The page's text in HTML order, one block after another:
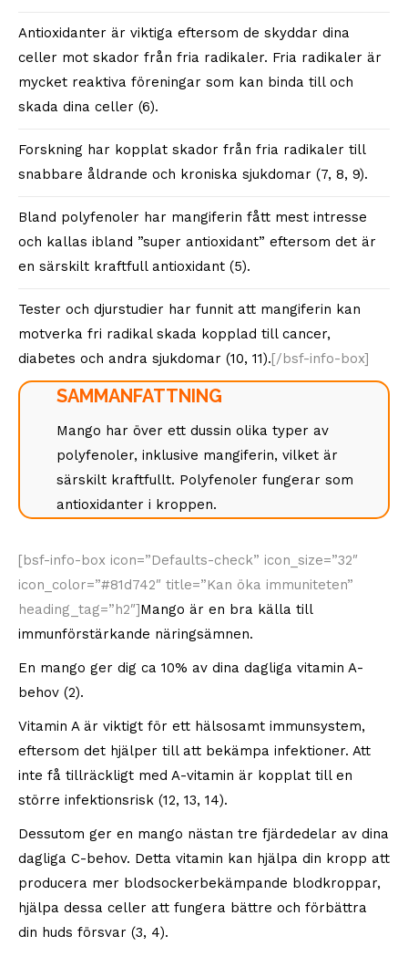
Antioxidanter är viktiga eftersom de skyddar dina
celler mot skador från fria radikaler. Fria radikaler är
mycket reaktiva föreningar som kan binda till och
skada dina celler (6).
Forskning har kopplat skador från fria radikaler till
snabbare åldrande och kroniska sjukdomar (7, 8, 9).
Bland polyfenoler har mangiferin fått mest intresse
och kallas ibland ”super antioxidant” eftersom det är
en särskilt kraftfull antioxidant (5).
Tester och djurstudier har funnit att mangiferin kan
motverka fri radikal skada kopplad till cancer,
diabetes och andra sjukdomar (10, 11).[/bsf-info-box]
SAMMANFATTNING
Mango har över ett dussin olika typer av
polyfenoler, inklusive mangiferin, vilket är
särskilt kraftfullt. Polyfenoler fungerar som
antioxidanter i kroppen.
[bsf-info-box icon=”Defaults-check” icon_size=”32″
icon_color=”#81d742″ title=”Kan öka immuniteten”
heading_tag=”h2″]Mango är en bra källa till
immunförstärkande näringsämnen.
En mango ger dig ca 10% av dina dagliga vitamin A-
behov (2).
Vitamin A är viktigt för ett hälsosamt immunsystem,
eftersom det hjälper till att bekämpa infektioner. Att
inte få tillräckligt med A-vitamin är kopplat till en
större infektionsrisk (12, 13, 14).
Dessutom ger en mango nästan tre fjärdedelar av dina
dagliga C-behov. Detta vitamin kan hjälpa din kropp att
producera mer blodsockerbekämpande blodkroppar,
hjälpa dessa celler att fungera bättre och förbättra
din huds försvar (3, 4).